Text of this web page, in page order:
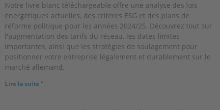
Notre livre blanc téléchargeable offre une analyse des lois
énergétiques actuelles, des critères ESG et des plans de
réforme politique pour les années 2024/25. Découvrez tout sur
l'augmentation des tarifs du réseau, les dates limites
importantes, ainsi que les stratégies de soulagement pour
positionner votre entreprise légalement et durablement sur le
marché allemand.
Lire la suite "